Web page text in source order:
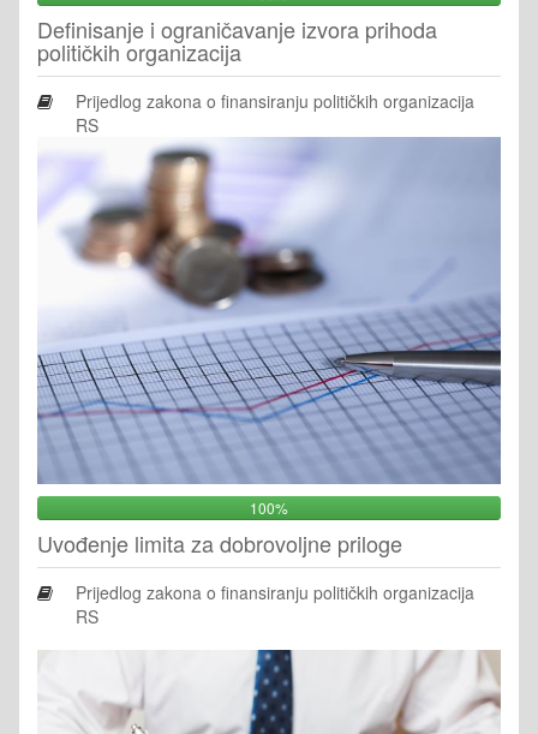
Definisanje i ograničavanje izvora prihoda
političkih organizacija
Prijedlog zakona o finansiranju političkih organizacija
RS
100%
Uvođenje limita za dobrovoljne priloge
Prijedlog zakona o finansiranju političkih organizacija
RS